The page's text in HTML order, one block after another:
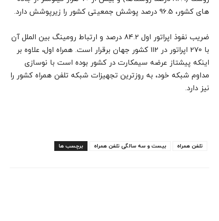
های کشور، 96.5 درصد پوشش جمعیتی کشور را زیرپوشش دارد.
ضریب نفوذ اپراتور اول 84.2 درصد و ارتباط رومینگ بین الملل آن
با 270 اپراتور در 112 کشور جهان برقرار است. همراه اول، علاوه بر
اینکه پیشتاز عرضه سیمکارت در کشور بوده است با نوسازی
مداوم شبکه خود، به روزترین تجهیزات شبکه تلفن همراه کشور را
نیز دارد.
برچسب ها بیست و سه سالگی تلفن همراه تلفن همراه